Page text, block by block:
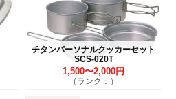
チタンパーソナルクッカーセット
SCS-020T
1,500〜2,000円
（ランク：）